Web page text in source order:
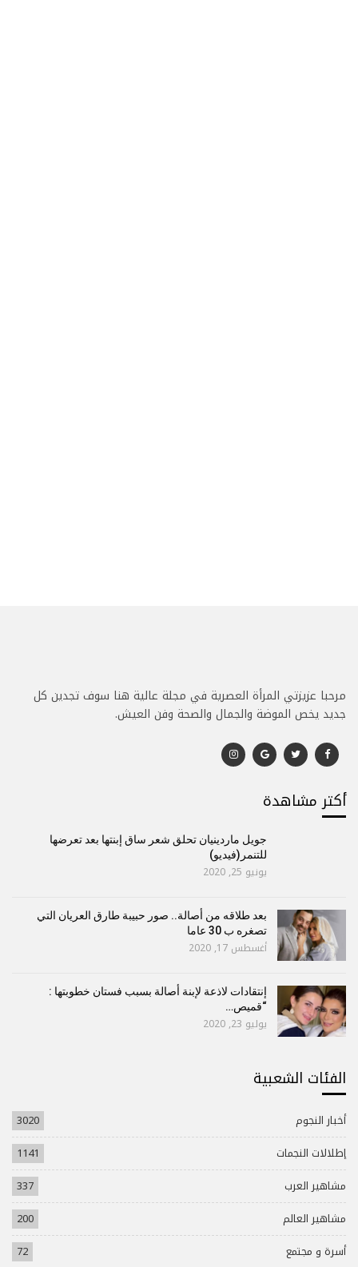
مرحبا عزيزتي المرأة العصرية في مجلة عالية هنا سوف تجدين كل
جديد يخص الموضة والجمال والصحة وفن العيش.
أكتر مشاهدة
جويل ماردينيان تحلق شعر ساق إبنتها بعد تعرضها
للتنمر(فيديو)
يونيو 25, 2020
بعد طلاقه من أصالة.. صور حبيبة طارق العريان التي
تصغره ب 30 عاما
أغسطس 17, 2020
إنتقادات لاذعة لإبنة أصالة بسبب فستان خطوبتها :
“قميص…
يوليو 23, 2020
الفئات الشعبية
أخبار النجوم
3020
إطلالات النجمات
1141
مشاهير العرب
337
مشاهير العالم
200
أسرة و مجتمع
72